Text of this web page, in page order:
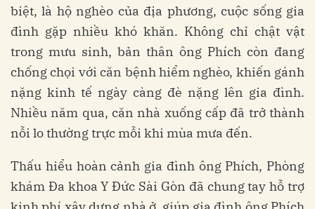
biệt, là hộ nghèo của địa phương, cuộc sống gia
đình gặp nhiều khó khăn. Không chỉ chật vật
trong mưu sinh, bản thân ông Phích còn đang
chống chọi với căn bệnh hiểm nghèo, khiến gánh
nặng kinh tế ngày càng đè nặng lên gia đình.
Nhiều năm qua, căn nhà xuống cấp đã trở thành
nỗi lo thường trực mỗi khi mùa mưa đến.
Thấu hiểu hoàn cảnh gia đình ông Phích, Phòng
khám Đa khoa Y Đức Sài Gòn đã chung tay hỗ trợ